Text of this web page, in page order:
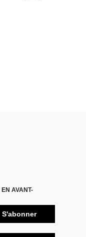
AVANT-
S'abonner